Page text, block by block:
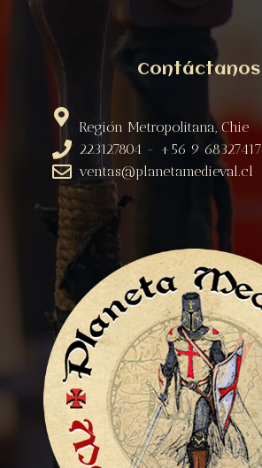
Contáctanos
Región Metropolitana, Chie
223127804 - +56 9 68327417
ventas@planetamedieval.cl